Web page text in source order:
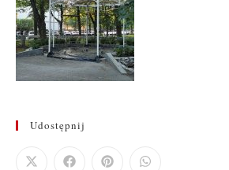
Udostępnij